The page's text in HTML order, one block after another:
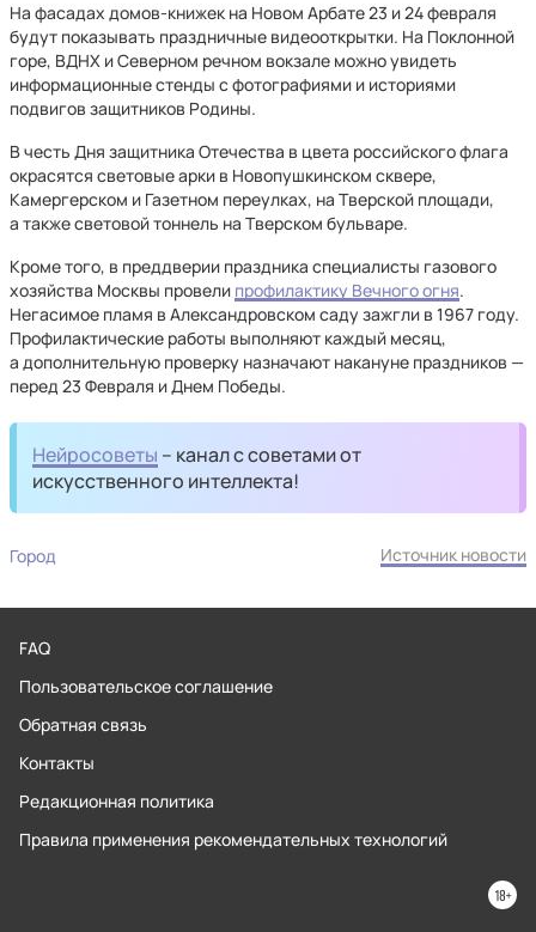
На фасадах домов-книжек на Новом Арбате 23 и 24 февраля
будут показывать праздничные видеооткрытки. На Поклонной
горе, ВДНХ и Северном речном вокзале можно увидеть
информационные стенды с фотографиями и историями
подвигов защитников Родины.
В честь Дня защитника Отечества в цвета российского флага
окрасятся световые арки в Новопушкинском сквере,
Камергерском и Газетном переулках, на Тверской площади,
а также световой тоннель на Тверском бульваре.
Кроме того, в преддверии праздника специалисты газового
хозяйства Москвы провели профилактику Вечного огня.
Негасимое пламя в Александровском саду зажгли в 1967 году.
Профилактические работы выполняют каждый месяц,
а дополнительную проверку назначают накануне праздников —
перед 23 Февраля и Днем Победы.
Нейросоветы – канал с советами от
искусственного интеллекта!
Город Источник новости
FAQ
Пользовательское соглашение
Обратная связь
Контакты
Редакционная политика
Правила применения рекомендательных технологий